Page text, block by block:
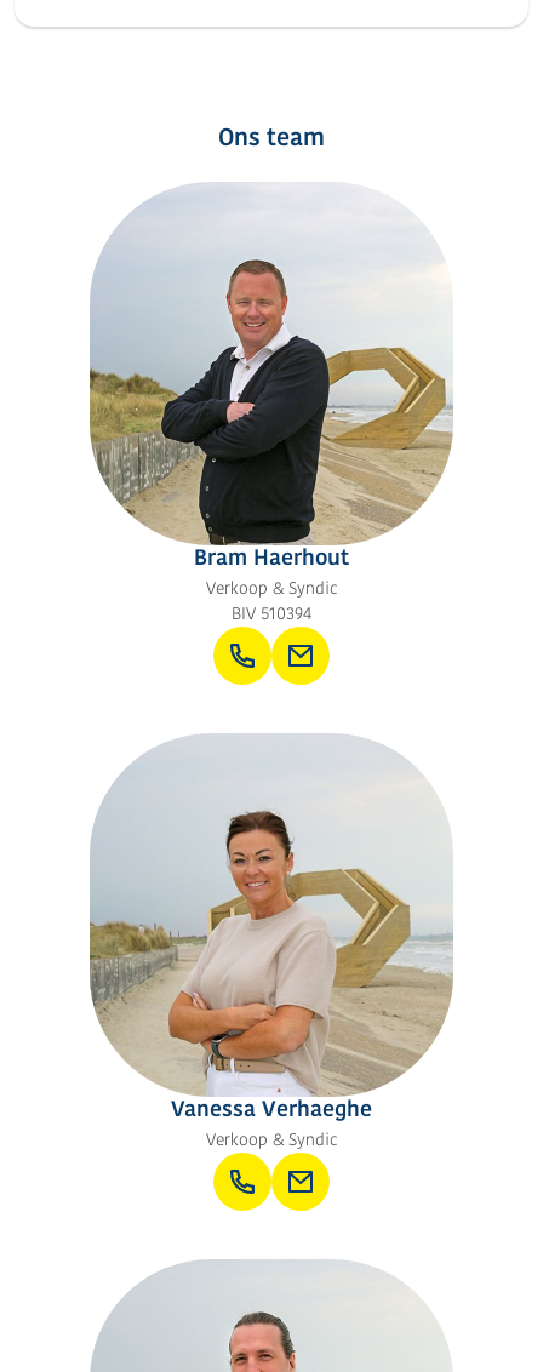
Ons team
Bram Haerhout
Verkoop & Syndic
BIV 510394
Vanessa Verhaeghe
Verkoop & Syndic